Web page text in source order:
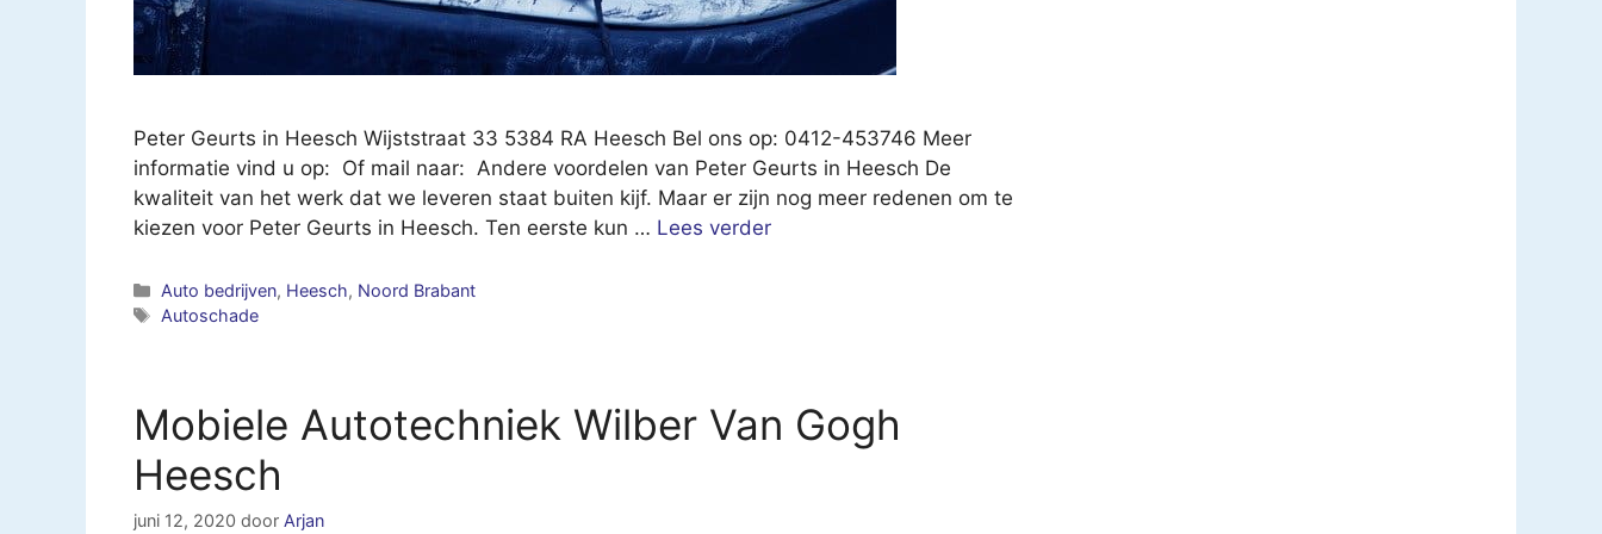
Peter Geurts in Heesch Wijststraat 33 5384 RA Heesch Bel ons op: 0412-453746 Meer
informatie vind u op: Of mail naar: Andere voordelen van Peter Geurts in Heesch De
kwaliteit van het werk dat we leveren staat buiten kijf. Maar er zijn nog meer redenen om te
kiezen voor Peter Geurts in Heesch. Ten eerste kun … Lees verder
Categorieën
Auto bedrijven, Heesch, Noord Brabant
Tags
Autoschade
Mobiele Autotechniek Wilber Van Gogh
Heesch
juni 12, 2020 door Arjan